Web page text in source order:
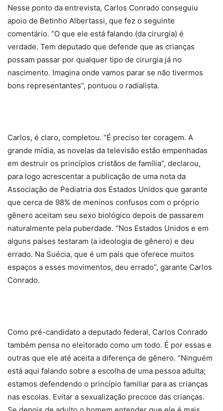
Nesse ponto da entrevista, Carlos Conrado conseguiu
apoio de Betinho Albertassi, que fez o seguinte
comentário. “O que ele está falando (da cirurgia) é
verdade. Tem deputado que defende que as crianças
possam passar por qualquer tipo de cirurgia já no
nascimento. Imagina onde vamos parar se não tivermos
bons representantes”, pontuou o radialista.
Carlos, é claro, completou. “É preciso ter coragem. A
grande mídia, as novelas da televisão estão empenhadas
em destruir os princípios cristãos de família”, declarou,
para logo acrescentar a publicação de uma nota da
Associação de Pediatria dos Estados Unidos que garante
que cerca de 98% de meninos confusos com o próprio
gênero aceitam seu sexo biológico depois de passarem
naturalmente pela puberdade. “Nos Estados Unidos e em
alguns países testaram (a ideologia de gênero) e deu
errado. Na Suécia, que é um país que oferece muitos
espaços a esses movimentos, deu errado”, garante Carlos
Conrado.
Como pré-candidato a deputado federal, Carlos Conrado
também pensa no eleitorado como um todo. É por essas e
outras que ele até aceita a diferença de gênero. “Ninguém
está aqui falando sobre a escolha de uma pessoa adulta;
estamos defendendo o princípio familiar para as crianças
nas escolas. Evitar a sexualização precoce das crianças.